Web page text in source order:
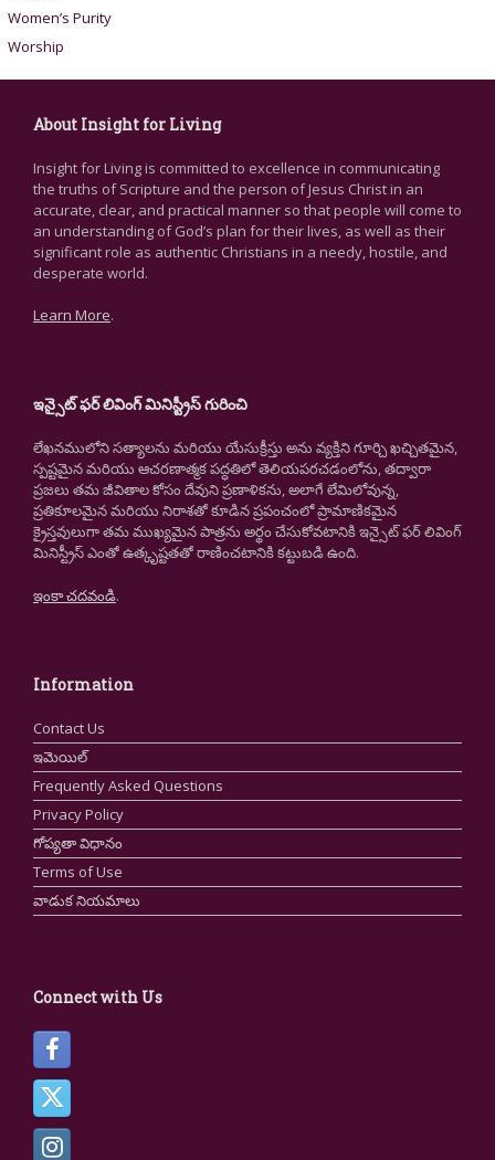
Women’s Purity
Worship
About Insight for Living
Insight for Living is committed to excellence in communicating
the truths of Scripture and the person of Jesus Christ in an
accurate, clear, and practical manner so that people will come to
an understanding of God’s plan for their lives, as well as their
significant role as authentic Christians in a needy, hostile, and
desperate world.
Learn More.
ఇన్సైట్ ఫర్ లివింగ్ మినిస్ట్రీస్ గురించి
లేఖనములోని సత్యాలను మరియు యేసుక్రీస్తు అను వ్యక్తిని గూర్చి ఖచ్చితమైన,
స్పష్టమైన మరియు ఆచరణాత్మక పద్ధతిలో తెలియపరచడంలోను, తద్వారా
ప్రజలు తమ జీవితాల కోసం దేవుని ప్రణాళికను, అలాగే లేమిలోవున్న,
ప్రతికూలమైన మరియు నిరాశతో కూడిన ప్రపంచంలో ప్రామాణికమైన
క్రైస్తవులుగా తమ ముఖ్యమైన పాత్రను అర్థం చేసుకోవటానికి ఇన్సైట్ ఫర్ లివింగ్
మినిస్ట్రీస్ ఎంతో ఉత్కృష్టతతో రాణించటానికి కట్టుబడి ఉంది.
ఇంకా చదవండి.
Information
Contact Us
ఇమెయిల్
Frequently Asked Questions
Privacy Policy
గోప్యతా విధానం
Terms of Use
వాడుక నియమాలు
Connect with Us